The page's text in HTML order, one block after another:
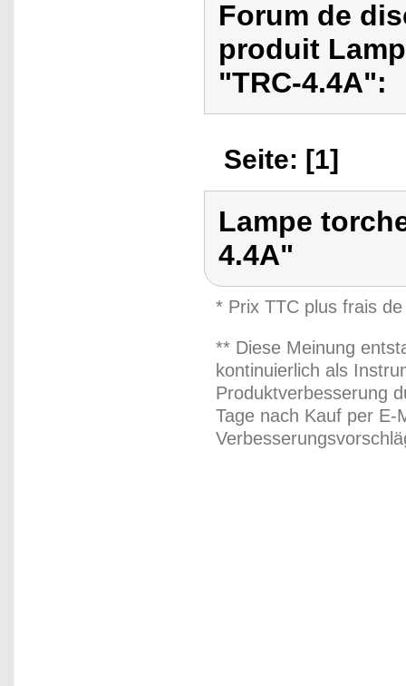
Forum de
produit
"TRC-4.4A":
Seite: [1]
Lampe
4.4A"
* Prix TTC plus frais
** Diese Meinung
kontinuierlich als
Produktverbesserung
Tage nach Kauf per E-